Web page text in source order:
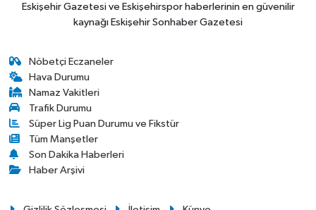
Eskişehir Gazetesi ve Eskişehirspor haberlerinin en güvenilir
kaynağı Eskişehir Sonhaber Gazetesi
Nöbetçi Eczaneler
Hava Durumu
Namaz Vakitleri
Trafik Durumu
Süper Lig Puan Durumu ve Fikstür
Tüm Manşetler
Son Dakika Haberleri
Haber Arşivi